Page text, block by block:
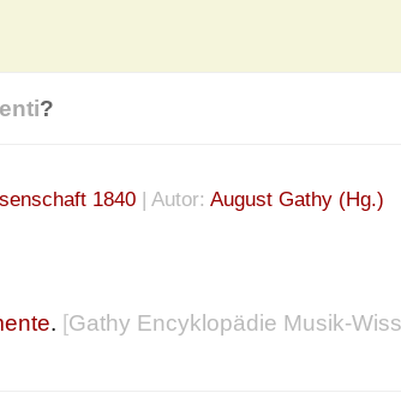
?
1840 | Autor: August Gathy (Hg.)
. [Gathy Encyklopädie Musik-